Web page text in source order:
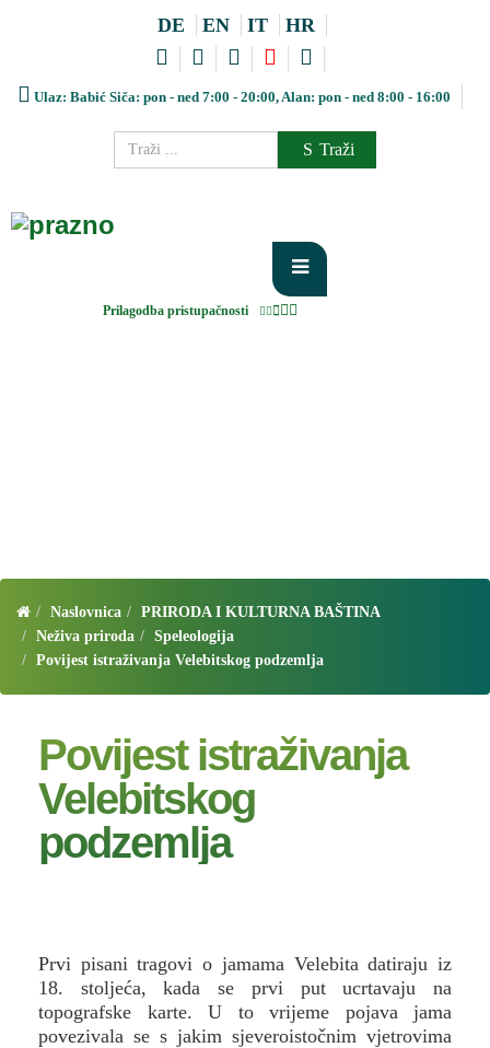
DE EN IT HR
Ulaz: Babić Siča: pon - ned 7:00 - 20:00, Alan: pon - ned 8:00 - 16:00
Traži
Prilagodba pristupačnosti
Naslovnica
PRIRODA I KULTURNA BAŠTINA
Neživa priroda
Speleologija
Povijest istraživanja Velebitskog podzemlja
Povijest istraživanja
Velebitskog
podzemlja
Prvi pisani tragovi o jamama Velebita datiraju iz
18. stoljeća, kada se prvi put ucrtavaju na
topografske karte. U to vrijeme pojava jama
povezivala se s jakim sjeveroistočnim vjetrovima